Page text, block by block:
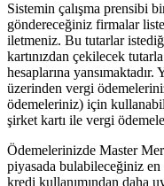
Sistemin çalışma prensibi
göndereceğiniz firmalar
iletmeniz. Bu tutarlar
kartınızdan çekilecek
hesaplarına
üzerinden vergi
ödemeleriniz) için
şirket kartı ile vergi
Ödemelerinizde Master
piyasada bulabileceğiniz
kredi kullanımından daha